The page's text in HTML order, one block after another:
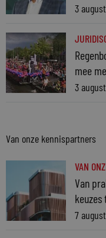
3
mee
3
Van onze kennispartners
VAN
Van
keuzes
7